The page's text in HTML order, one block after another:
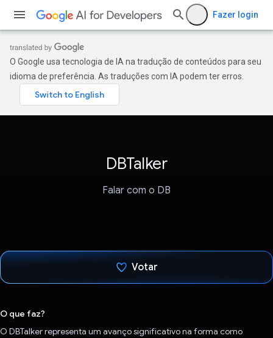
Fazer login
O Google usa tecnologia de IA na tradução de conteúdos para seu
idioma de preferência. As traduções com IA podem ter erros.
DBTalker
Falar com o DB
Votar
O que faz?
O DBTalker representa um avanço significativo na forma como